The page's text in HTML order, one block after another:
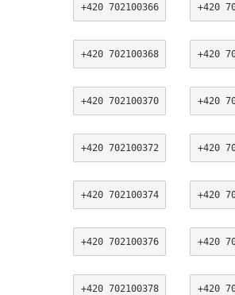
+420 702100366 +420
+420 702100368 +420
+420 702100370 +420
+420 702100372 +420
+420 702100374 +420
+420 702100376 +420
+420 702100378 +420